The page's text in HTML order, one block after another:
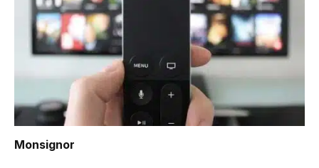
Monsignor